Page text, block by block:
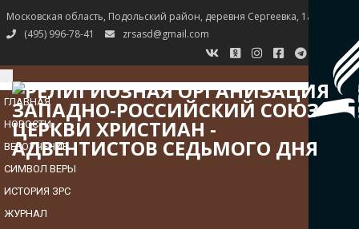
Московская область, Подольский район, деревня Сергеевка, 1а
(495) 996-78-41
zrsasd@gmail.com
TOGGLE
NAVIGATION
ГЛАВНАЯ
НОВОСТИ
ВЕРОУЧЕНИЕ
СИМВОЛ ВЕРЫ
ИСТОРИЯ ЗРС
ЖУРНАЛ